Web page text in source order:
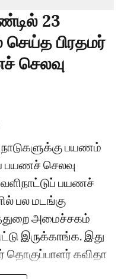
23
பிரதமர்
செலவு
பயணம்
பயணச் செலவு
பயணச்
பல மடங்கு
அமைச்சகம்
இருக்காங்க. இது
தொகுப்பாளர் கவிதா